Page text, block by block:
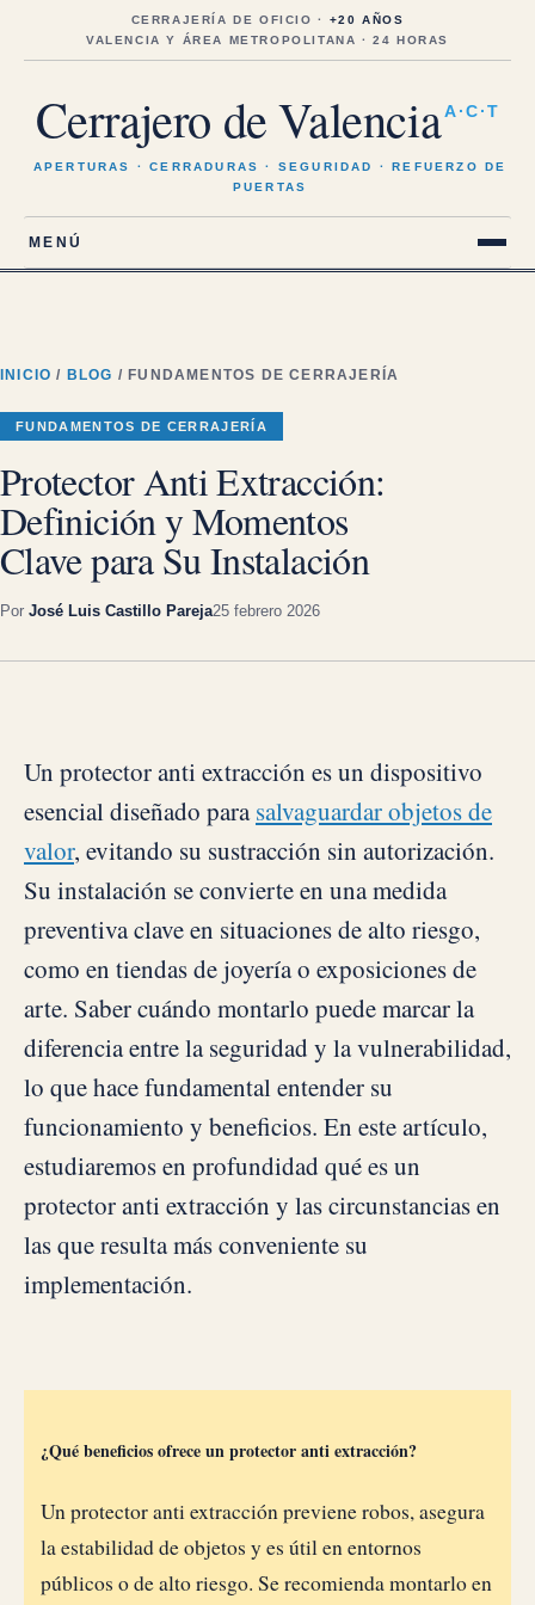
CERRAJERÍA DE OFICIO · +20 AÑOS
VALENCIA Y ÁREA METROPOLITANA · 24 HORAS
Cerrajero de Valencia A·C·T
APERTURAS · CERRADURAS · SEGURIDAD · REFUERZO DE
PUERTAS
MENÚ
INICIO / BLOG / FUNDAMENTOS DE CERRAJERÍA
FUNDAMENTOS DE CERRAJERÍA
Protector Anti Extracción:
Definición y Momentos
Clave para Su Instalación
Por José Luis Castillo Pareja25 febrero 2026
Un protector anti extracción es un dispositivo
esencial diseñado parasalvaguardar objetos de
valor, evitando su sustracción sin autorización.
Su instalación se convierte en una medida
preventiva clave en situaciones de alto riesgo,
como en tiendas de joyería o exposiciones de
arte. Saber cuándo montarlo puede marcar la
diferencia entre la seguridad y la vulnerabilidad,
lo que hace fundamental entender su
funcionamiento y beneficios. En este artículo,
estudiaremos en profundidad qué es un
protector anti extracción y las circunstancias en
las que resulta más conveniente su
implementación.
¿Qué beneficios ofrece un protector anti extracción?
Un protector anti extracción previene robos, asegura
la estabilidad de objetos y es útil en entornos
públicos o de alto riesgo. Se recomienda montarlo en